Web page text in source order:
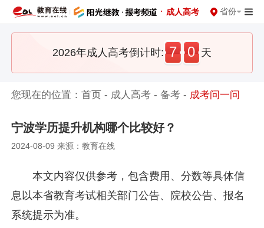
· 成人高考 省份
2026年成人高考倒计时: 7 0 天
您现在的位置：首页 - 成人高考 -备考 - 成考问一问
宁波学历提升机构哪个比较好？
2024-08-09 来源：教育在线
本文内容仅供参考，包含费用、分数等具体信
息以本省教育考试相关部门公告、院校公告、报名
系统提示为准。